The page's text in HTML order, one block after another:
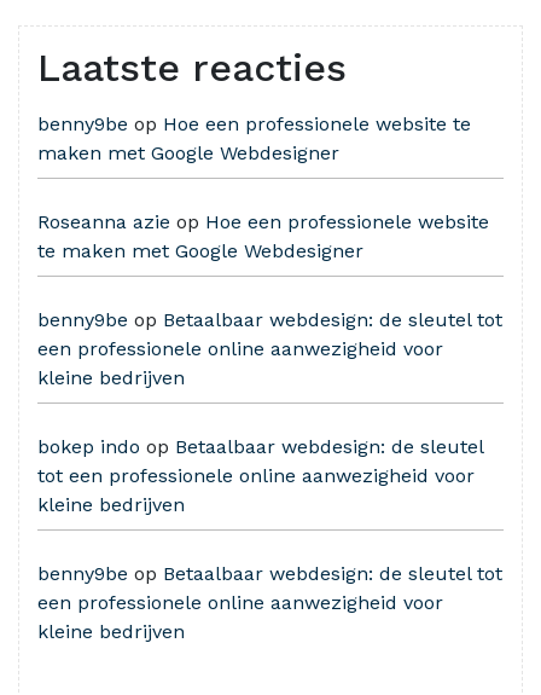
Laatste reacties
benny9be op Hoe een professionele website te
maken met Google Webdesigner
Roseanna azie op Hoe een professionele website
te maken met Google Webdesigner
benny9be op Betaalbaar webdesign: de sleutel tot
een professionele online aanwezigheid voor
kleine bedrijven
bokep indo op Betaalbaar webdesign: de sleutel
tot een professionele online aanwezigheid voor
kleine bedrijven
benny9be op Betaalbaar webdesign: de sleutel tot
een professionele online aanwezigheid voor
kleine bedrijven